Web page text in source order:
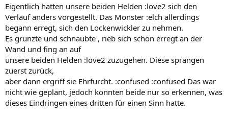
Eigentlich hatten unsere beiden Helden :love2 sich den
Verlauf anders vorgestellt. Das Monster :elch allerdings
begann erregt, sich den Lockenwickler zu nehmen.
Es grunzte und schnaubte , rieb sich schon erregt an der
Wand und fing an auf
unsere beiden Helden :love2 zuzugehen. Diese sprangen
zuerst zurück,
aber dann ergriff sie Ehrfurcht. :confused :confused Das war
nicht wie geplant, jedoch konnten beide nur so erkennen, was
dieses Eindringen eines dritten für einen Sinn hatte.